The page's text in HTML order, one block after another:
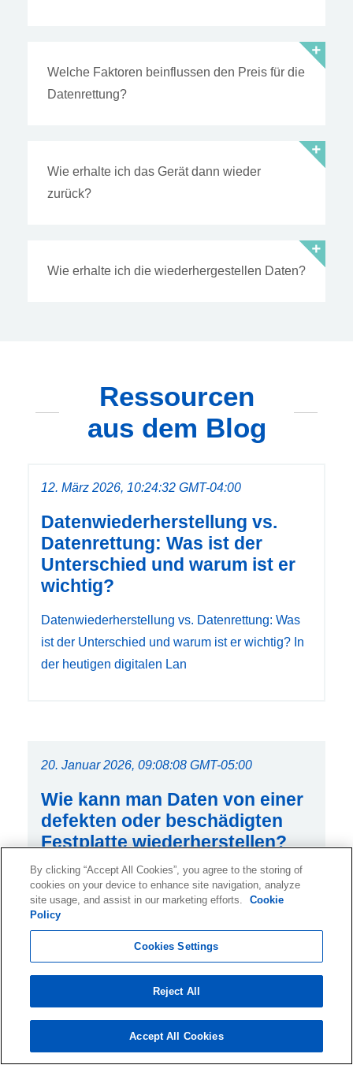
Welche Faktoren beinflussen den Preis für die
Datenrettung?
Wie erhalte ich das Gerät dann wieder
zurück?
Wie erhalte ich die wiederhergestellen Daten?
Ressourcen
aus dem Blog
12. März 2026, 10:24:32 GMT-04:00
Datenwiederherstellung vs.
Datenrettung: Was ist der
Unterschied und warum ist er
wichtig?
Datenwiederherstellung vs. Datenrettung: Was
ist der Unterschied und warum ist er wichtig? In
der heutigen digitalen Lan
20. Januar 2026, 09:08:08 GMT-05:00
Wie kann man Daten von einer
defekten oder beschädigten
Festplatte wiederherstellen?
Wie alle Komponenten eines Computers kann
auch die Festplatte ausfallen, wofür es viele
Ursachen gibt. Ein Festplattende
21. November 2025, 04:53:56 GMT-05:00
Datenrettung bei physisch
By clicking “Accept All Cookies”, you agree to the storing of
cookies on your device to enhance site navigation, analyze
site usage, and assist in our marketing efforts.
Cookie
Policy
Cookies Settings
Reject All
Accept All Cookies